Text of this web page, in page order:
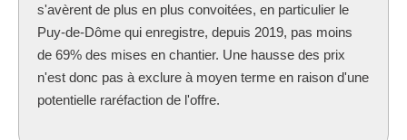
s'avèrent de plus en plus convoitées, en particulier le
Puy-de-Dôme qui enregistre, depuis 2019, pas moins
de 69% des mises en chantier. Une hausse des prix
n'est donc pas à exclure à moyen terme en raison d'une
potentielle raréfaction de l'offre.